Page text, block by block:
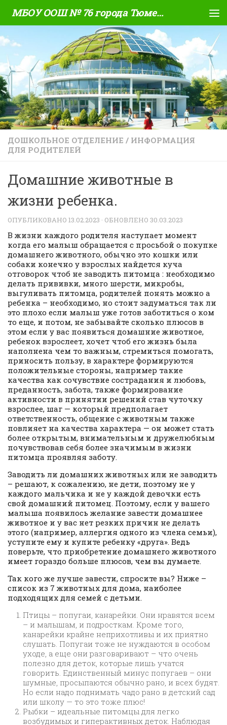
Skip to content МБОУ ООШ № 76 города Тюмени
ДОШКОЛЬНОЕ ОТДЕЛЕНИЕ / ИНФОРМАЦИЯ
ДЛЯ РОДИТЕЛЕЙ
Домашние животные в
жизни ребенка.
ОПУБЛИКОВАНО 13.02.2023 · ОБНОВЛЕНО 30.03.2023
В жизни каждого родителя наступает момент
когда его малыш обращается с просьбой о покупке
домашнего животного, обычно это кошки или
собаки конечно у взрослых найдется куча
отговорок чтоб не заводить питомца : необходимо
делать прививки, много шерсти, микробы,
выгуливать питомца, родителей понять можно а
ребенка – необходимо, но стоит задуматься так ли
это плохо если малыш уже готов заботиться о ком
то еще, и потом, не забывайте сколько плюсов в
этом если у вас появиться домашние животное,
ребенок взрослеет, хочет чтоб его жизнь была
наполнена чем то важным, стремиться помогать,
приносить пользу, в характере формируются
положительные стороны, например такие
качества как сочувствие сострадания и любовь,
преданность, забота, также формирование
активности в принятии решений став чуточку
взрослее, шаг — который предполагает
ответственность, общение с животным также
повлияет на качества характера — он может стать
более открытым, внимательным и дружелюбным
почувствовав себя более значимым в жизни
питомца проявляя заботу.
Заводить ли домашних животных или не заводить
– решают, к сожалению, не дети, поэтому не у
каждого мальчика и не у каждой девочки есть
свой домашний питомец. Поэтому, если у вашего
малыша появилось желание завести домашнее
животное и у вас нет резких причин не делать
этого (например, аллергия одного из члена семьи),
уступите ему и купите ребенку «друга». Ведь
поверьте, что приобретение домашнего животного
имеет гораздо больше плюсов, чем вы думаете.
Так кого же лучше завести, спросите вы? Ниже –
список из 7 животных для дома, наиболее
подходящих для семей с детьми.
Птицы – попугаи, канарейки. Они нравятся всем
– и малышам, и подросткам. Кроме того,
канарейки крайне неприхотливы и их приятно
слушать. Попугаи тоже не нуждаются в особом
уходе, а еще они разговаривают – что очень
полезно для деток, которые лишь учатся
говорить. Единственный минус попугаев – они
шумные, просыпаются обычно рано, и всех будят.
Но если надо поднимать чадо рано в детский сад
или школу — то это тоже плюс!
Рыбки – идеальные питомцы для легко
возбудимых и гиперактивных деток. Наблюдая